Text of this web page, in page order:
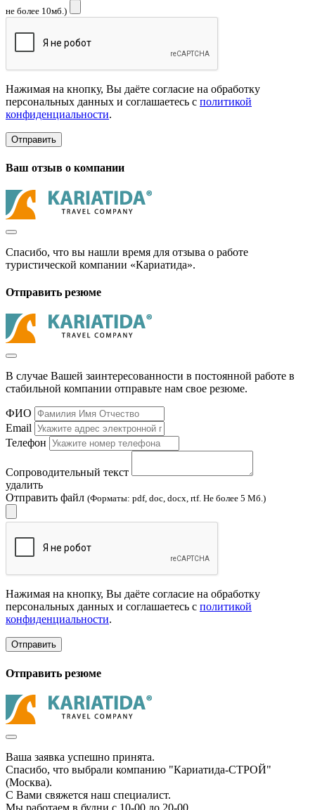
не более 10мб.)
Нажимая на кнопку, Вы даёте согласие на обработку
персональных данных и соглашаетесь с политикой
конфиденциальности.
Отправить
Ваш отзыв о компании
Спасибо, что вы нашли время для отзыва о работе
туристической компании «Кариатида».
Отправить резюме
В случае Вашей заинтересованности в постоянной работе в
стабильной компании отправьте нам свое резюме.
ФИО
Email
Телефон
Сопроводительный текст
удалить
Отправить файл (Форматы: pdf, doc, docx, rtf. Не более 5 Мб.)
Нажимая на кнопку, Вы даёте согласие на обработку
персональных данных и соглашаетесь с политикой
конфиденциальности.
Отправить
Отправить резюме
Ваша заявка успешно принята.
Спасибо, что выбрали компанию "Кариатида-СТРОЙ"
(Москва).
С Вами свяжется наш специалист.
Мы работаем в будни с 10-00 до 20-00.